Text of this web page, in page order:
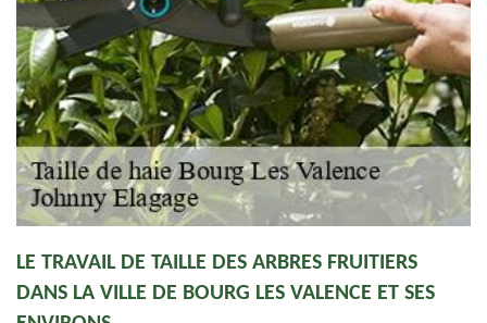
LE TRAVAIL DE TAILLE DES ARBRES FRUITIERS
DANS LA VILLE DE BOURG LES VALENCE ET SES